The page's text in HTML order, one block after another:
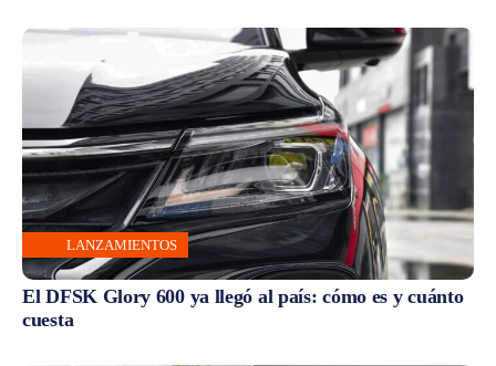
LANZAMIENTOS
El DFSK Glory 600 ya llegó al país: cómo es y cuánto
cuesta